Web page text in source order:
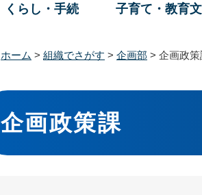
くらし・手続 子育て・教育
ホーム > 組織でさがす > 企画部 > 企画政策
企画政策課